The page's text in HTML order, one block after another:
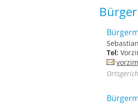
Tel: